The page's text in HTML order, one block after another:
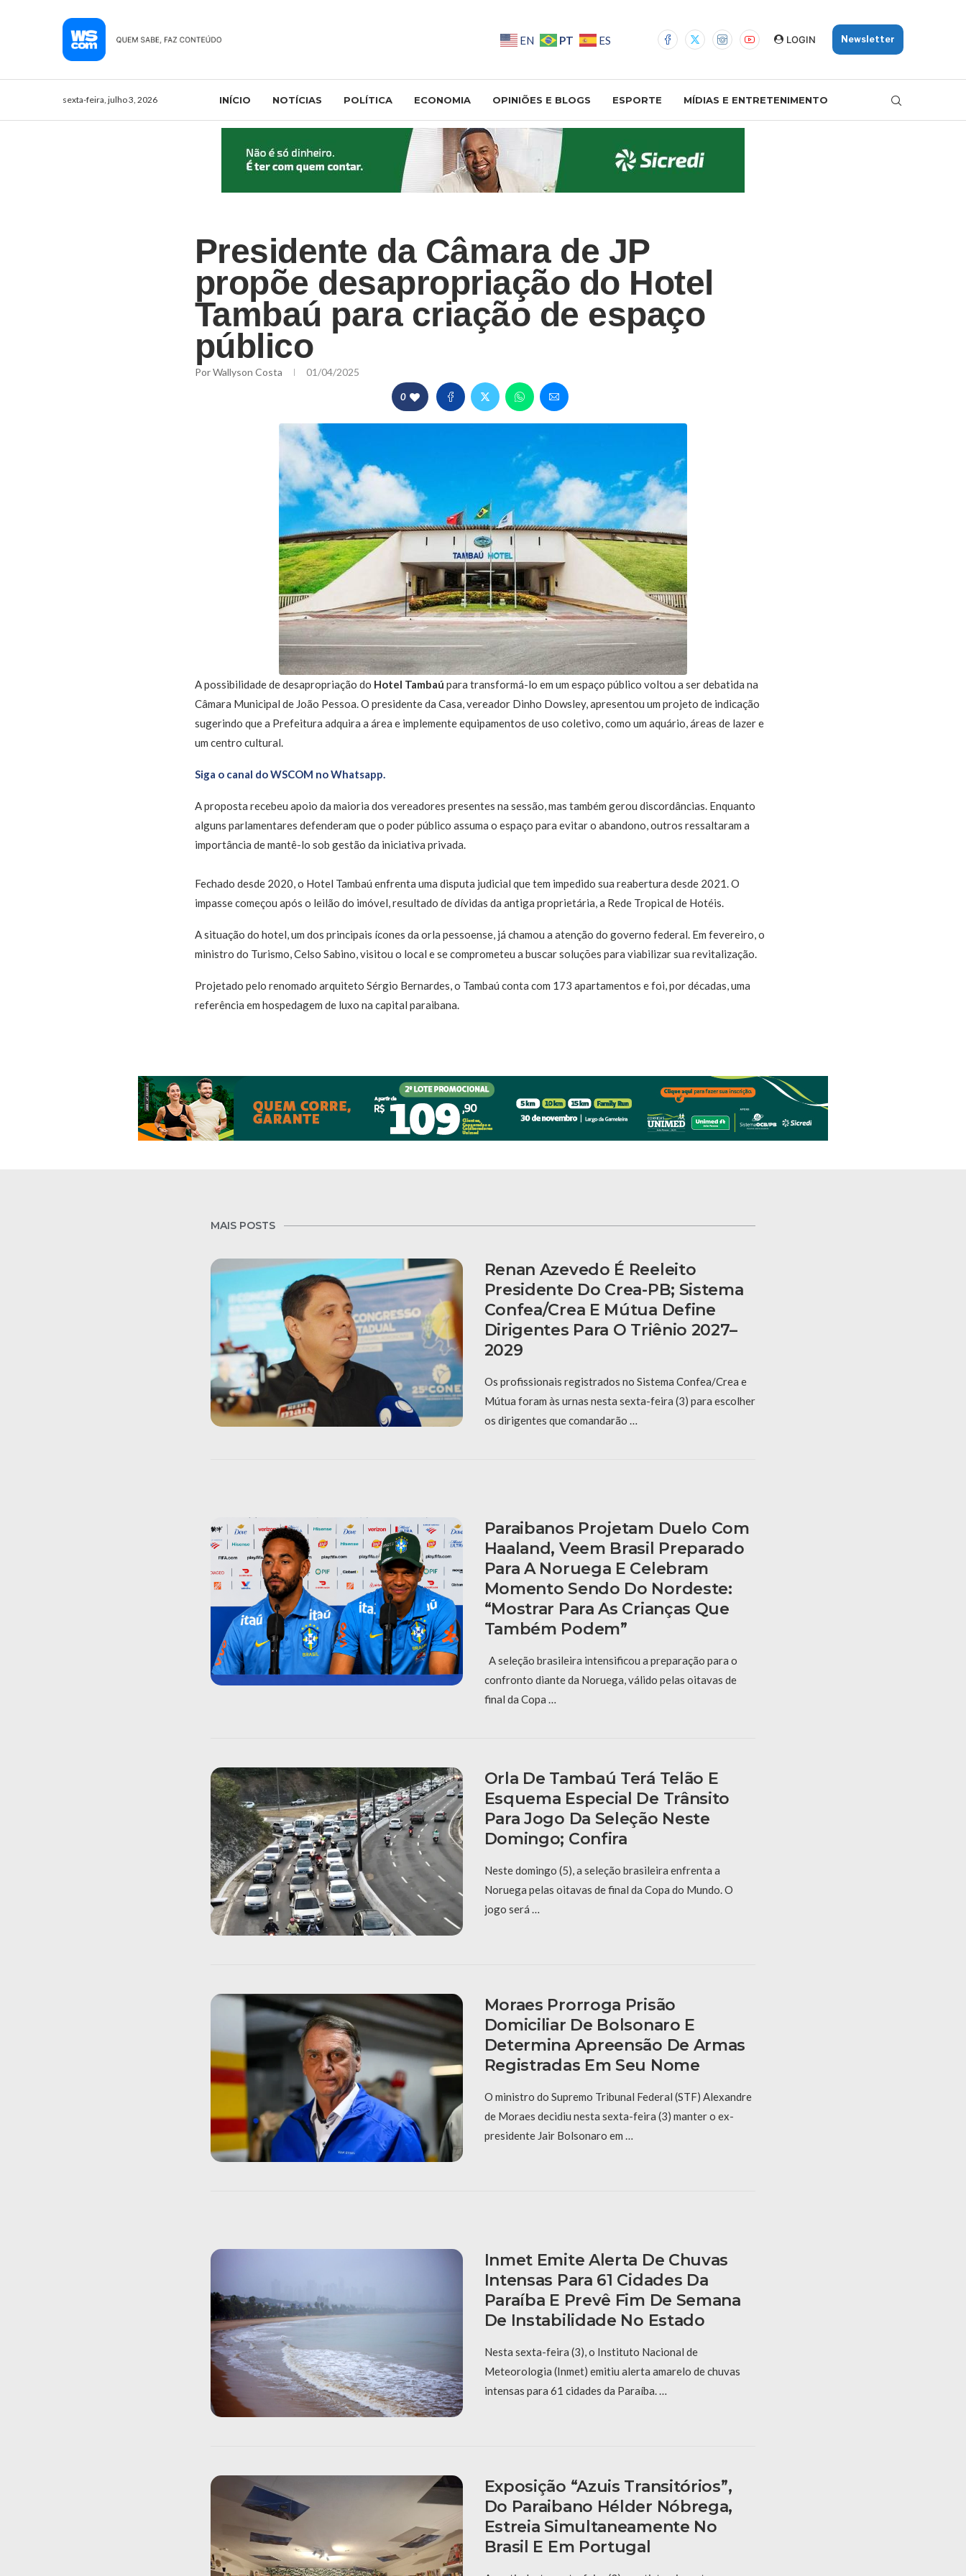
EN PT ES LOGIN Newsletter
sexta-feira, julho 3, 2026 INÍCIO NOTÍCIAS POLÍTICA ECONOMIA OPINIÕES E BLOGS ESPORTE MÍDIAS E ENTRETENIMENTO
Presidente da Câmara de JP
propõe desapropriação do Hotel
Tambaú para criação de espaço
público
PorWallyson Costa 01/04/2025
0
A possibilidade de desapropriação do Hotel Tambaú para transformá-lo em um espaço público voltou a ser debatida na
Câmara Municipal de João Pessoa. O presidente da Casa, vereador Dinho Dowsley, apresentou um projeto de indicação
sugerindo que a Prefeitura adquira a área e implemente equipamentos de uso coletivo, como um aquário, áreas de lazer e
um centro cultural.
Siga o canal do WSCOM no Whatsapp.
A proposta recebeu apoio da maioria dos vereadores presentes na sessão, mas também gerou discordâncias. Enquanto
alguns parlamentares defenderam que o poder público assuma o espaço para evitar o abandono, outros ressaltaram a
importância de mantê-lo sob gestão da iniciativa privada.
Fechado desde 2020, o Hotel Tambaú enfrenta uma disputa judicial que tem impedido sua reabertura desde 2021. O
impasse começou após o leilão do imóvel, resultado de dívidas da antiga proprietária, a Rede Tropical de Hotéis.
A situação do hotel, um dos principais ícones da orla pessoense, já chamou a atenção do governo federal. Em fevereiro, o
ministro do Turismo, Celso Sabino, visitou o local e se comprometeu a buscar soluções para viabilizar sua revitalização.
Projetado pelo renomado arquiteto Sérgio Bernardes, o Tambaú conta com 173 apartamentos e foi, por décadas, uma
referência em hospedagem de luxo na capital paraibana.
MAIS POSTS
Renan Azevedo É Reeleito
Presidente Do Crea-PB; Sistema
Confea/Crea E Mútua Define
Dirigentes Para O Triênio 2027–
2029
Os profissionais registrados no Sistema Confea/Crea e
Mútua foram às urnas nesta sexta-feira (3) para escolher
os dirigentes que comandarão …
Paraibanos Projetam Duelo Com
Haaland, Veem Brasil Preparado
Para A Noruega E Celebram
Momento Sendo Do Nordeste:
“Mostrar Para As Crianças Que
Também Podem”
A seleção brasileira intensificou a preparação para o
confronto diante da Noruega, válido pelas oitavas de
final da Copa …
Orla De Tambaú Terá Telão E
Esquema Especial De Trânsito
Para Jogo Da Seleção Neste
Domingo; Confira
Neste domingo (5), a seleção brasileira enfrenta a
Noruega pelas oitavas de final da Copa do Mundo. O
jogo será …
Moraes Prorroga Prisão
Domiciliar De Bolsonaro E
Determina Apreensão De Armas
Registradas Em Seu Nome
O ministro do Supremo Tribunal Federal (STF) Alexandre
de Moraes decidiu nesta sexta-feira (3) manter o ex-
presidente Jair Bolsonaro em …
Inmet Emite Alerta De Chuvas
Intensas Para 61 Cidades Da
Paraíba E Prevê Fim De Semana
De Instabilidade No Estado
Nesta sexta-feira (3), o Instituto Nacional de
Meteorologia (Inmet) emitiu alerta amarelo de chuvas
intensas para 61 cidades da Paraíba. …
Exposição “Azuis Transitórios”,
Do Paraibano Hélder Nóbrega,
Estreia Simultaneamente No
Brasil E Em Portugal